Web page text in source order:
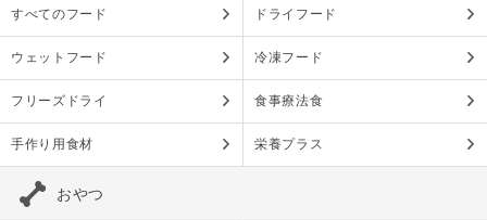
すべてのフード ドライフード
ウェットフード 冷凍フード
フリーズドライ 食事療法食
手作り用食材 栄養プラス
おやつ